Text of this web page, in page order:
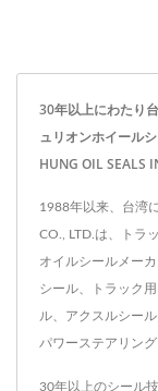
30年以上にわたり
ュリオンホイール
HUNG OIL SEALS
1988年以来、台湾
CO., LTD.は、トラ
オイルシールメー
シール、トラック
ル、アクスルシー
パワーステアリン
30年以上のシール